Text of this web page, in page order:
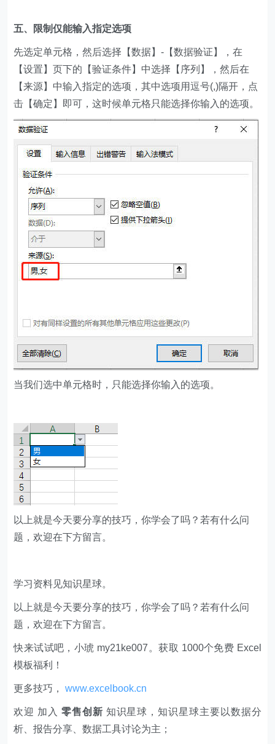
五、限制仅能输入指定选项
先选定单元格，然后选择【数据】-【数据验证】，在
【设置】页下的【验证条件】中选择【序列】，然后在
【来源】中输入指定的选项，其中选项用逗号(,)隔开，点
击【确定】即可，这时候单元格只能选择你输入的选项。
当我们选中单元格时，只能选择你输入的选项。
​以上就是今天要分享的技巧，你学会了吗？若有什么问
题，欢迎在下方留言。
学习资料见知识星球。
以上就是今天要分享的技巧，你学会了吗？若有什么问
题，欢迎在下方留言。
快来试试吧，小琥 my21ke007。获取 1000个免费 Excel
模板福利​​​​！
更多技巧，www.excelbook.cn
欢迎 加入 零售创新 知识星球，知识星球主要以数据分
析、报告分享、数据工具讨论为主；